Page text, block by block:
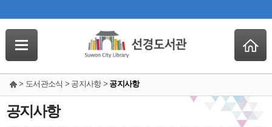
> 도서관소식 > 공지사항 > 공지사항
공지사항